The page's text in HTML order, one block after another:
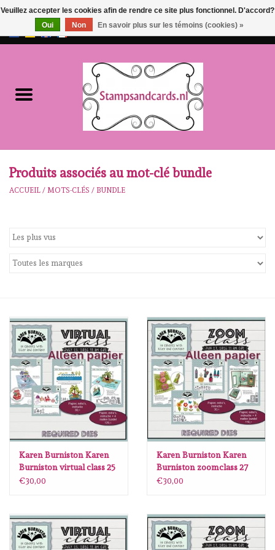
EUR/
NOUVEAU!!
Notre Marques
Stempels
stempelinkt
stempelaccesoires
papier (blokjes) &
embellishments
Embellishment/bedeltjes
Mixed Media
Produits associés au mot-clé bundle
ACCUEIL / MOTS-CLÉS / BUNDLE
Karen Burniston Karen
Burniston virtual class 25
juli 2026 ALLEEN PAPIER
€30,00
Karen Burniston Karen
Burniston zoomclass 27
juni 2027 ALLEEN PAPIER
€30,00
Veuillez accepter les cookies afin de rendre ce site plus fonctionnel. D'accord?
Oui
Non En savoir plus sur les témoins (cookies) »